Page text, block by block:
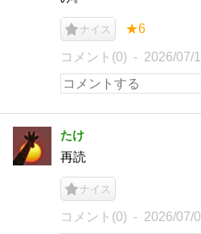
ナイス ★6
コメント(0) 2026/07/
たけ
再読
ナイス
コメント(0) 2026/07/